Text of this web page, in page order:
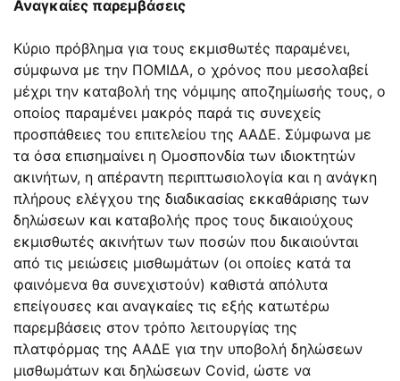
Αναγκαίες παρεμβάσεις
Κύριο πρόβλημα για τους εκμισθωτές παραμένει,
σύμφωνα με την ΠΟΜΙΔΑ, ο χρόνος που μεσολαβεί
μέχρι την καταβολή της νόμιμης αποζημίωσής τους, ο
οποίος παραμένει μακρός παρά τις συνεχείς
προσπάθειες του επιτελείου της ΑΑΔΕ. Σύμφωνα με
τα όσα επισημαίνει η Ομοσπονδία των ιδιοκτητών
ακινήτων, η απέραντη περιπτωσιολογία και η ανάγκη
πλήρους ελέγχου της διαδικασίας εκκαθάρισης των
δηλώσεων και καταβολής προς τους δικαιούχους
εκμισθωτές ακινήτων των ποσών που δικαιούνται
από τις μειώσεις μισθωμάτων (οι οποίες κατά τα
φαινόμενα θα συνεχιστούν) καθιστά απόλυτα
επείγουσες και αναγκαίες τις εξής κατωτέρω
παρεμβάσεις στον τρόπο λειτουργίας της
πλατφόρμας της ΑΑΔΕ για την υποβολή δηλώσεων
μισθωμάτων και δηλώσεων Covid, ώστε να